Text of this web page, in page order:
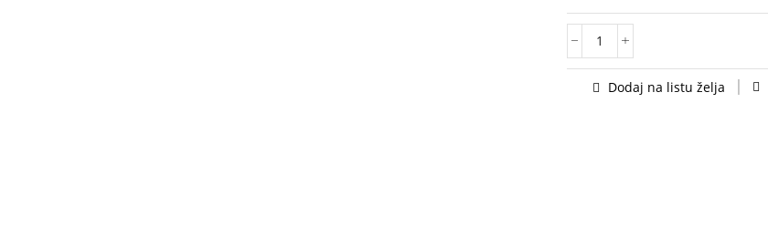
Dodaj na listu želja